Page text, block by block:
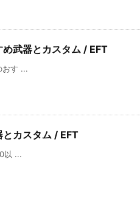
武器とカスタム / EFT
おす ...
カスタム / EFT
以 ...